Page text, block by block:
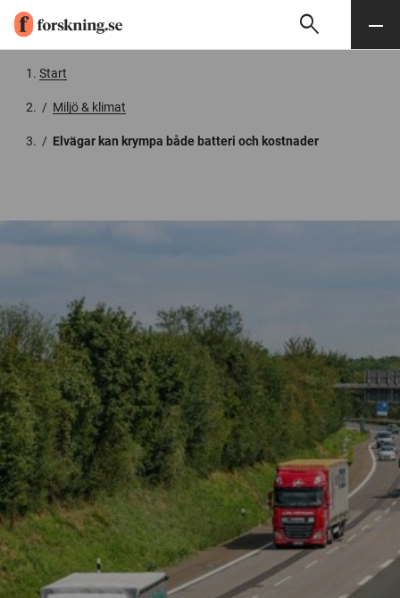
Söksearch Meny
Start
/ Miljö & klimat
/ Elvägar kan krympa både batteri och kostnader